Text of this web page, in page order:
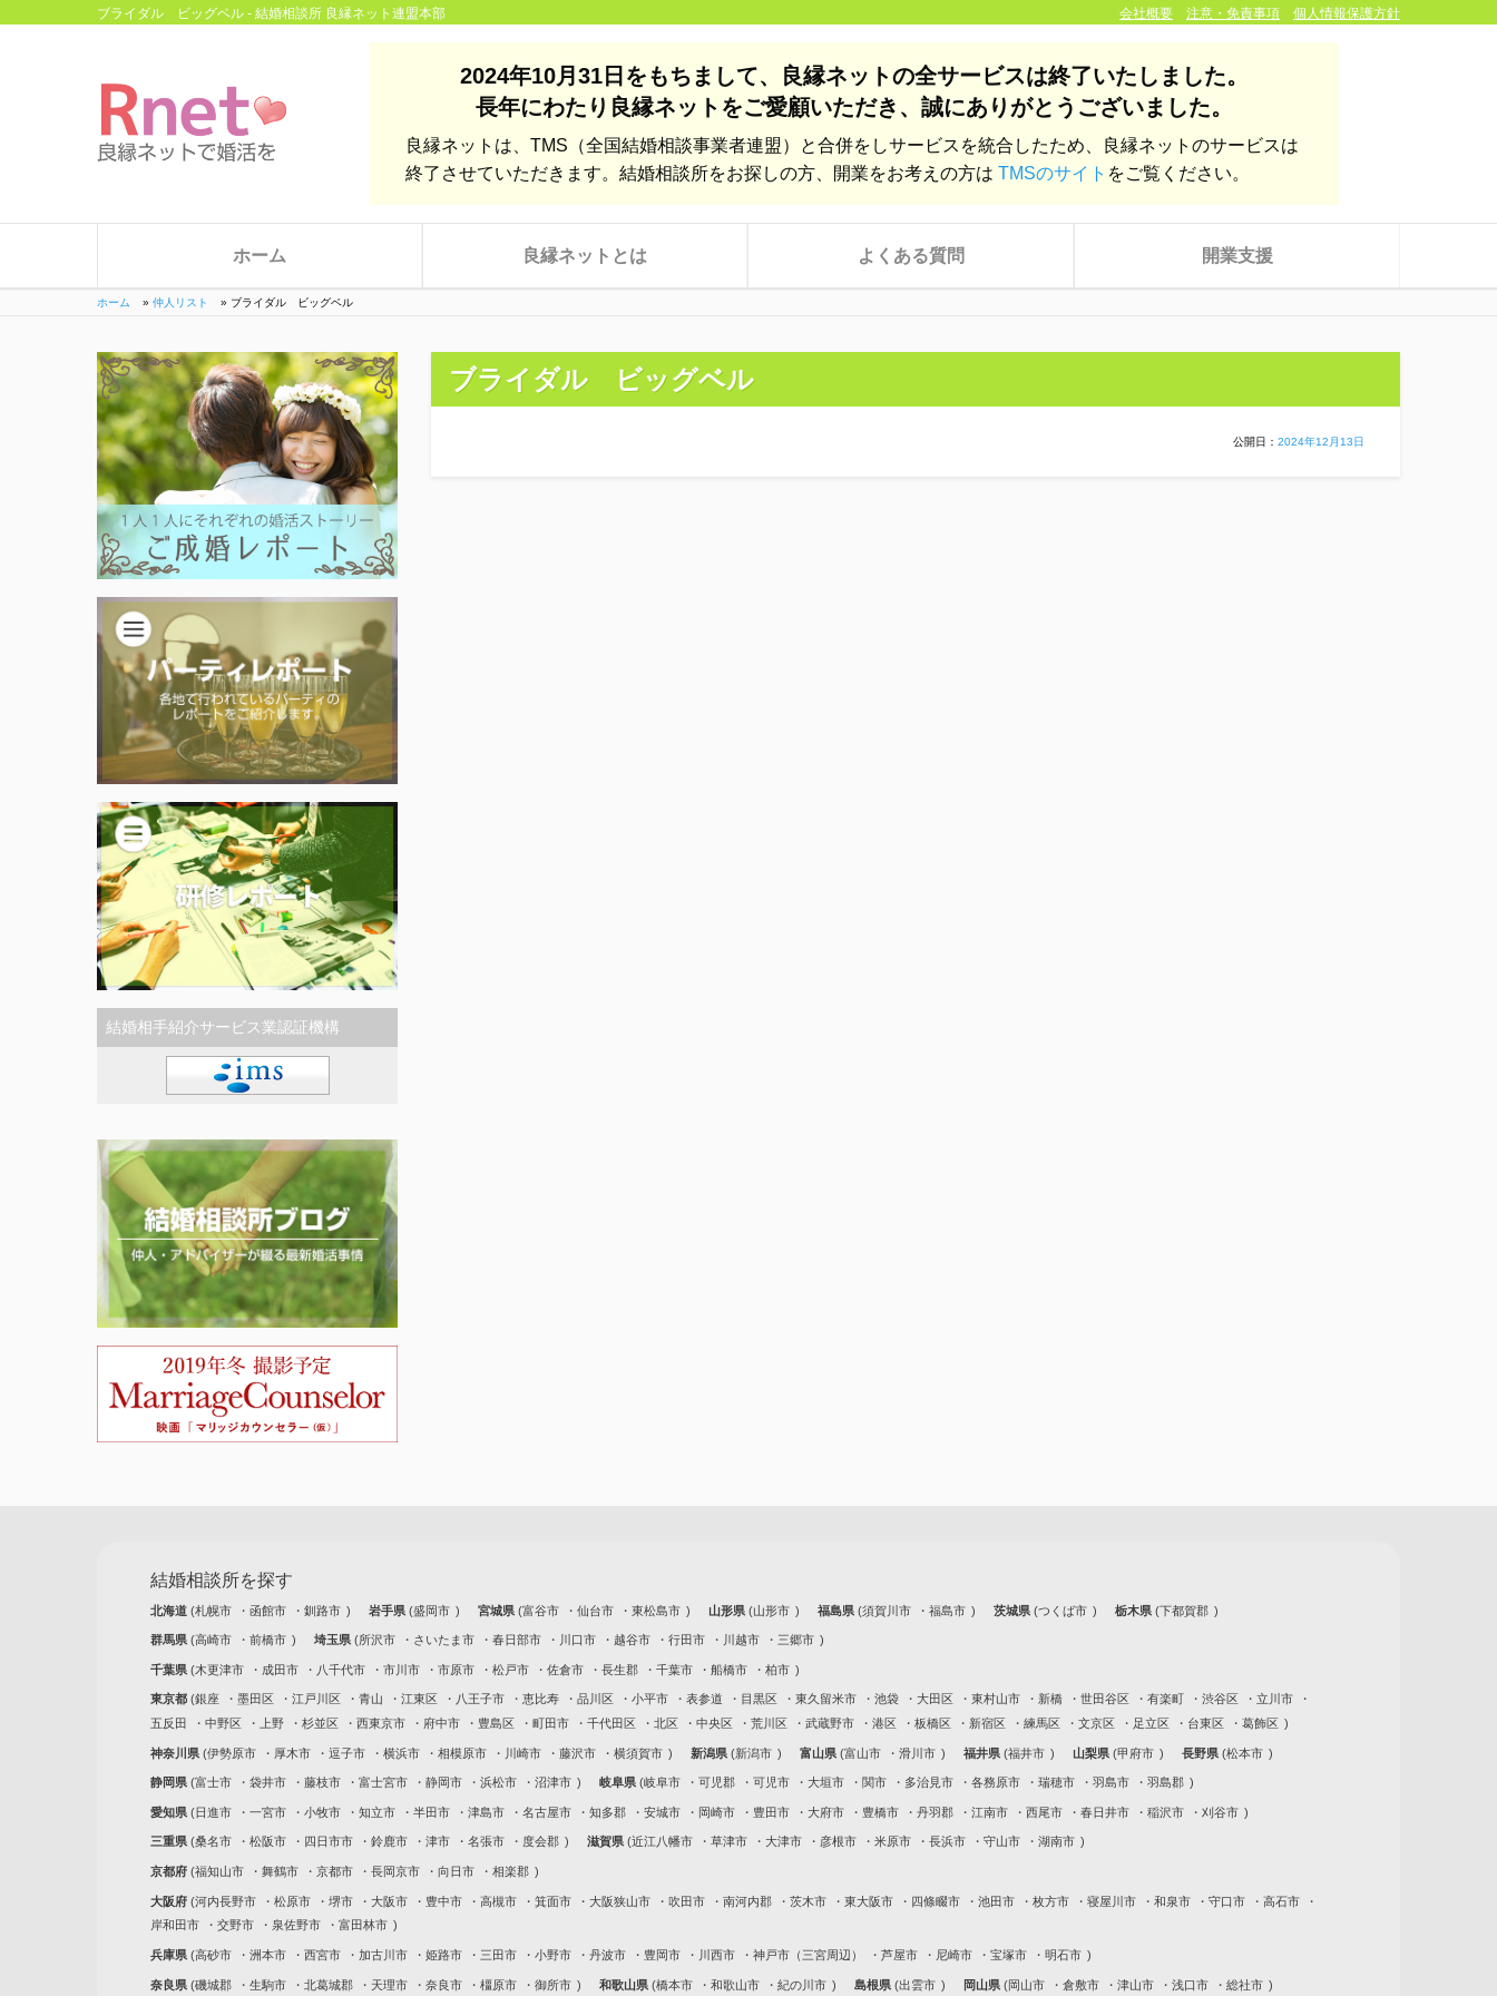
ブライダル ビッグベル - 結婚相談所 良縁ネット連盟本部 会社概要 注意・免責事項 個人情報保護方針
2024年10月31日をもちまして、
良縁ネットの全サービスは終了いたしました。
長年にわたり良縁ネットをご愛顧いただき、 誠にありがとうございました。
良縁ネットは、TMS（全国結婚相談事業者連盟）と合併をしサービスを統合したため、良縁ネットのサービスは
終了させていただきます。結婚相談所をお探しの方、開業をお考えの方は TMSのサイト をご覧ください。
ホーム 良縁ネットとは よくある質問 開業支援
ホーム » 仲人リスト » ブライダル ビッグベル
結婚相手紹介サービス業認証機構
ブライダル ビッグベル
公開日： 2024年12月13日
結婚相談所を探す
北海道 札幌市 函館市 釧路市 岩手県 盛岡市 宮城県 富谷市 仙台市 東松島市 山形県 山形市 福島県 須賀川市 福島市 茨城県 つくば市 栃木県 下都賀郡
群馬県 高崎市 前橋市 埼玉県 所沢市 さいたま市 春日部市 川口市 越谷市 行田市 川越市 三郷市
千葉県 木更津市 成田市 八千代市 市川市 市原市 松戸市 佐倉市 長生郡 千葉市 船橋市 柏市
東京都 銀座 墨田区 江戸川区 青山 江東区 八王子市 恵比寿 品川区 小平市 表参道 目黒区 東久留米市 池袋 大田区 東村山市 新橋 世田谷区 有楽町 渋谷区
立川市
五反田
中野区 上野 杉並区 西東京市 府中市 豊島区 町田市 千代田区 北区 中央区 荒川区 武蔵野市 港区 板橋区 新宿区 練馬区 文京区 足立区 台東区 葛飾区
神奈川県 伊勢原市 厚木市 逗子市 横浜市 相模原市 川崎市 藤沢市 横須賀市 新潟県 新潟市 富山県 富山市 滑川市 福井県 福井市 山梨県 甲府市 長野県 松本市
静岡県 富士市 袋井市 藤枝市 富士宮市 静岡市 浜松市 沼津市 岐阜県 岐阜市 可児郡 可児市 大垣市 関市 多治見市 各務原市 瑞穂市 羽島市 羽島郡
愛知県 日進市 一宮市 小牧市 知立市 半田市 津島市 名古屋市 知多郡 安城市 岡崎市 豊田市 大府市 豊橋市 丹羽郡 江南市 西尾市 春日井市 稲沢市 刈谷市
三重県 桑名市 松阪市 四日市市 鈴鹿市 津市 名張市 度会郡 滋賀県 近江八幡市 草津市 大津市 彦根市 米原市 長浜市 守山市 湖南市
京都府 福知山市 舞鶴市 京都市 長岡京市 向日市 相楽郡
大阪府 河内長野市 松原市 堺市 大阪市 豊中市 高槻市 箕面市 大阪狭山市 吹田市 南河内郡 茨木市 東大阪市 四條畷市 池田市 枚方市 寝屋川市 和泉市 守口市
高石市
岸和田市
交野市 泉佐野市 富田林市
兵庫県 高砂市 洲本市 西宮市 加古川市 姫路市 三田市 小野市 丹波市 豊岡市 川西市 神戸市（三宮周辺） 芦屋市 尼崎市 宝塚市 明石市
奈良県 磯城郡 生駒市 北葛城郡 天理市 奈良市 橿原市 御所市 和歌山県 橋本市 和歌山市 紀の川市 島根県 出雲市 岡山県 岡山市 倉敷市 津山市 浅口市 総社市